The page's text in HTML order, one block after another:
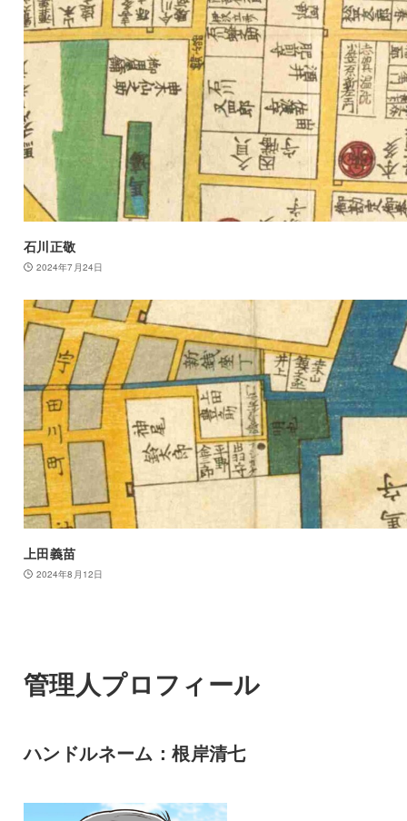
石川正敬
2024年7月24日
上田義苗
2024年8月12日
管理人プロフィール
ハンドルネーム：根岸清七